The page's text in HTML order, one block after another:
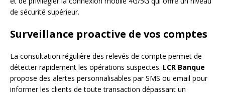
de sécurité supérieur.
Surveillance proactive de vos comptes
La consultation régulière des relevés de compte permet de
détecter rapidement les opérations suspectes. LCR Banque
propose des alertes personnalisables par SMS ou email pour
informer les clients de toute transaction dépassant un